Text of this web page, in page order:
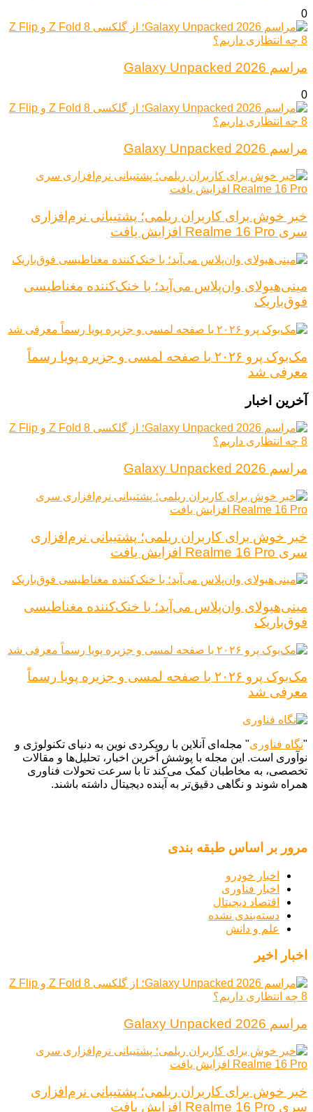
0
مراسم Galaxy Unpacked 2026
0
مراسم Galaxy Unpacked 2026
خبر خوش برای کاربران ریلمی؛ پشتیبانی نرم‌افزاری
سری Realme 16 Pro افزایش یافت
مینی‌هیولای وان‌پلاس می‌آید؛ با خنک‌کننده مغناطیسی
فوق‌باریک
مک‌بوک پرو ۲۰۲۶ با صفحه لمسی و جزیره پویا رسماً
معرفی شد
آخرین اخبار
مراسم Galaxy Unpacked 2026
خبر خوش برای کاربران ریلمی؛ پشتیبانی نرم‌افزاری
سری Realme 16 Pro افزایش یافت
مینی‌هیولای وان‌پلاس می‌آید؛ با خنک‌کننده مغناطیسی
فوق‌باریک
مک‌بوک پرو ۲۰۲۶ با صفحه لمسی و جزیره پویا رسماً
معرفی شد
"نگاه فناوری" مجله‌ای آنلاین با رویکردی نوین به دنیای تکنولوژی و
نوآوری است. این مجله با پوشش آخرین اخبار، تحلیل‌ها و مقالات
تخصصی، به مخاطبان کمک می‌کند تا با سرعت تحولات فناوری
همراه شوند و نگاهی دقیق‌تر به آینده دیجیتال داشته باشند.
مرور بر اساس طبقه بندی
اخبار خودرو
اخبار فناوری
اقتصاد دیجیتال
دسته‌بندی نشده
علم و دانش
اخبار اخیر
مراسم Galaxy Unpacked 2026
خبر خوش برای کاربران ریلمی؛ پشتیبانی نرم‌افزاری
سری Realme 16 Pro افزایش یافت